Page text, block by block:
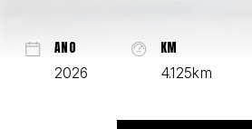
ANO
2026
KM
4.125km